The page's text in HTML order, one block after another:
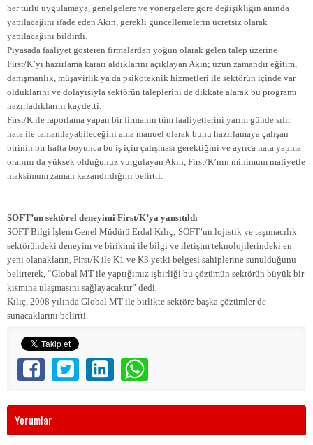
her türlü uygulamaya, genelgelere ve yönergelere göre değişikliğin anında
yapılacağını ifade eden Akın, gerekli güncellemelerin ücretsiz olarak
yapılacağını bildirdi.
Piyasada faaliyet gösteren firmalardan yoğun olarak gelen talep üzerine
First/K’yı hazırlama kararı aldıklarını açıklayan Akın; uzun zamandır eğitim,
danışmanlık, müşavirlik ya da psikoteknik hizmetleri ile sektörün içinde var
olduklarını ve dolayısıyla sektörün taleplerini de dikkate alarak bu programı
hazırladıklarını kaydetti.
First/K ile raporlama yapan bir firmanın tüm faaliyetlerini yarım günde sıfır
hata ile tamamlayabileceğini ama manuel olarak bunu hazırlamaya çalışan
birinin bir hafta boyunca bu iş için çalışması gerektiğini ve ayrıca hata yapma
oranını da yüksek olduğunuz vurgulayan Akın, First/K’nın minimum maliyetle
maksimum zaman kazandırdığını belirtti.
SOFT’un sektörel deneyimi First/K’ya yansıtıldı
SOFT Bilgi İşlem Genel Müdürü Erdal Kılıç; SOFT’un lojistik ve taşımacılık
sektöründeki deneyim ve birikimi ile bilgi ve iletişim teknolojilerindeki en
yeni olanakların, First/K ile K1 ve K3 yetki belgesi sahiplerine sunulduğunu
belirterek, “Global MT ile yaptığımız işbirliği bu çözümün sektörün büyük bir
kısmına ulaşmasını sağlayacaktır” dedi.
Kılıç, 2008 yılında Global MT ile birlikte sektöre başka çözümler de
sunacaklarını belirtti.
Yorumlar